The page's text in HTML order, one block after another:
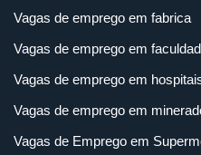
Vagas de emprego em fabrica
Vagas de emprego em
Vagas de emprego em
Vagas de emprego em
Vagas de Emprego em